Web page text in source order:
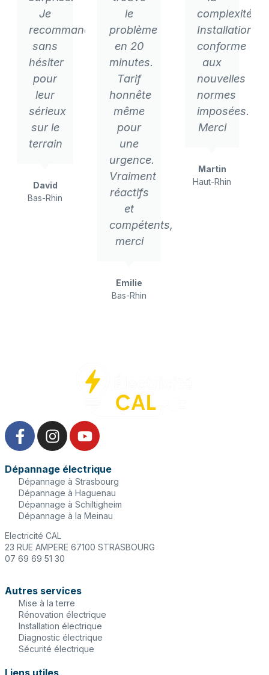
Je
recommande
sans
hésiter
pour
leur
sérieux
sur le
terrain
David
Bas-Rhin
le
problème
en 20
minutes.
Tarif
honnête
même
pour
une
urgence.
Vraiment
réactifs
et
compétents,
merci
Emilie
Bas-Rhin
complexité.
Installation
conforme
aux
nouvelles
normes
imposées.
Merci
Martin
Haut-Rhin
Dépannage électrique
Dépannage à Strasbourg
Dépannage à Haguenau
Dépannage à Schiltigheim
Dépannage à la Meinau
Electricité CAL
23 RUE AMPERE 67100 STRASBOURG
07 69 69 51 30
Autres services
Mise à la terre
Rénovation électrique
Installation électrique
Diagnostic électrique
Sécurité électrique